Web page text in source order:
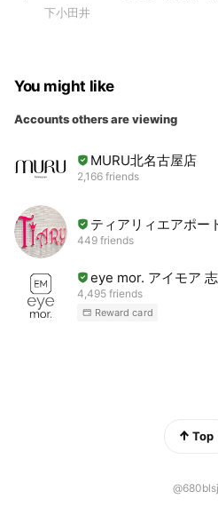
下小田井
You might like
Accounts others are viewing
MURU北名古屋店
2,166 friends
ティアリィエアポー
449 friends
eye mor. アイモア
4,495 friends
Reward card
Top